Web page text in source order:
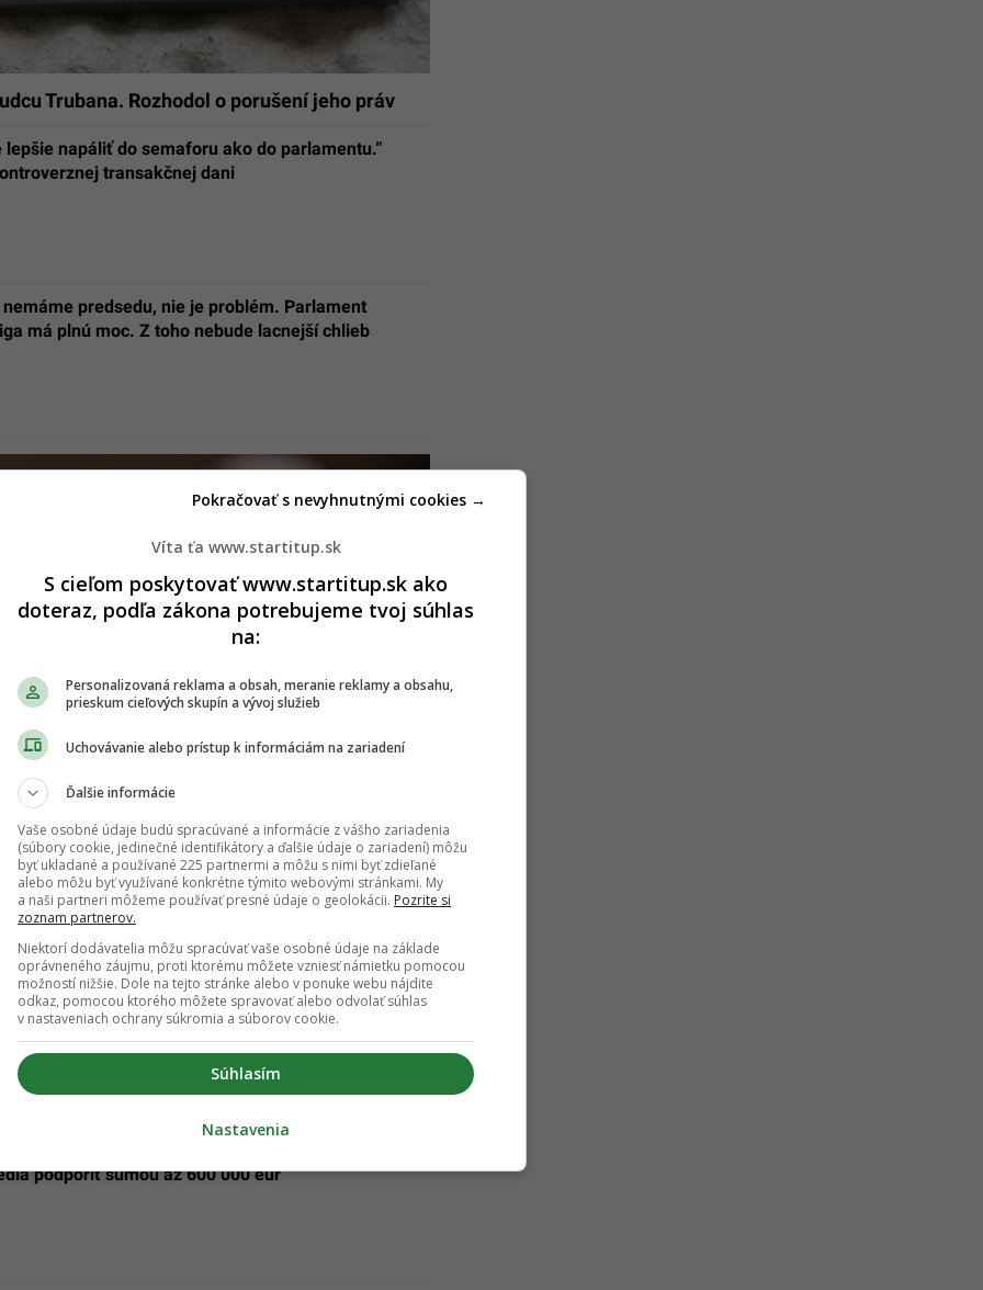
Trubana. Rozhodol o porušení jeho práv
lepšie napáliť do semaforu ako do parlamentu.“
transakčnej dani
nemáme predsedu, nie je problém. Parlament
má plnú moc. Z toho nebude lacnejší chlieb
nového predsedu Špecializovaného
vinný: Sudca rozhodol o jeho treste v korupčnom
spúšťajú nový investičný fond. Inovatívne
podporiť sumou až 600 000 eur
Víta ťa www.startitup.sk
S cieľom poskytovať www.startitup.sk ako
doteraz, podľa zákona potrebujeme tvoj súhlas
na:
Personalizovaná reklama a obsah, meranie reklamy a obsahu,
prieskum cieľových skupín a vývoj služieb
Uchovávanie alebo prístup k informáciám na zariadení
Ďalšie informácie
Vaše osobné údaje budú spracúvané a informácie z vášho zariadenia
(súbory cookie, jedinečné identifikátory a ďalšie údaje o zariadení) môžu
byť ukladané a používané 225 partnermi a môžu s nimi byť zdieľané
alebo môžu byť využívané konkrétne týmito webovými stránkami. My
a naši partneri môžeme používať presné údaje o geolokácii. Pozrite si
zoznam partnerov.
Niektorí dodávatelia môžu spracúvať vaše osobné údaje na základe
oprávneného záujmu, proti ktorému môžete vzniesť námietku pomocou
možností nižšie. Dole na tejto stránke alebo v ponuke webu nájdite
odkaz, pomocou ktorého môžete spravovať alebo odvolať súhlas
v nastaveniach ochrany súkromia a súborov cookie.
Súhlasím
Pokračovať s nevyhnutnými cookies →
Nastavenia